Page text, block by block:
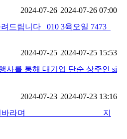
2024-07-26 2024-07-26 07:00
드립니다 010 3육오일 7473
2024-07-25 2024-07-25 15:53
사를 통해 대기업 단순 상주인 si
2024-07-23 2024-07-23 13:16
지원바라며 지